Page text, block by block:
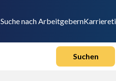
Suche nach Arbeitgebern
Suchen